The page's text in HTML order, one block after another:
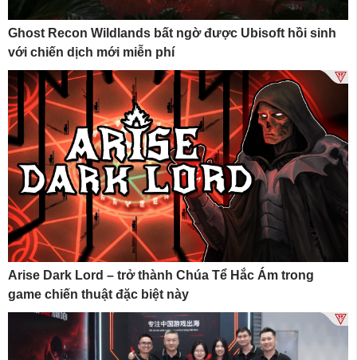
Ghost Recon Wildlands bất ngờ được Ubisoft hồi sinh
với chiến dịch mới miễn phí
Arise Dark Lord – trở thành Chúa Tể Hắc Ám trong
game chiến thuật đặc biệt này